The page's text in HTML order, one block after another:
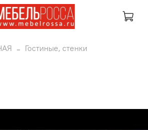
Гостиные, стенки